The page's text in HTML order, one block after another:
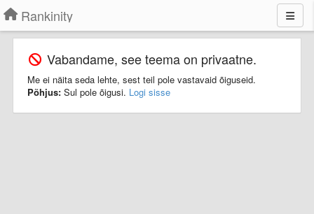
Rankinity
Vabandame, see teema on privaatne.
Me ei näita seda lehte, sest teil pole vastavaid õiguseid.
Põhjus: Sul pole õigusi. Logi sisse